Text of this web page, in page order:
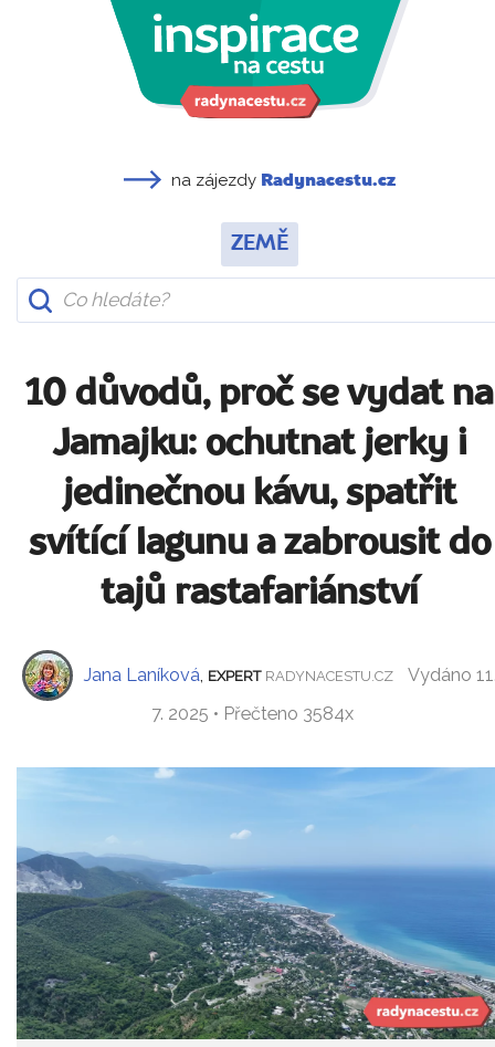
na zájezdy Radynacestu.cz
ZEMĚ
10 důvodů, proč se vydat na
Jamajku: ochutnat jerky i
jedinečnou kávu, spatřit
svítící lagunu a zabrousit do
tajů rastafariánství
Jana Laníková EXPERT RADYNACESTU.CZ
Vydáno
7. 2025 • Přečteno 3584x